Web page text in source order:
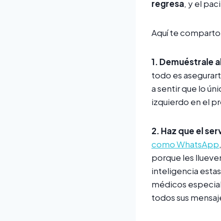
regresa, y el
Aquí te
1. Demuéstrale
todo es
a sentir que lo
izquierdo en el
2. Haz que el
como WhatsApp
porque les
inteligencia
médicos
todos sus